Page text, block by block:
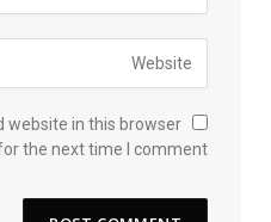
website in this browser
the next time I comment.